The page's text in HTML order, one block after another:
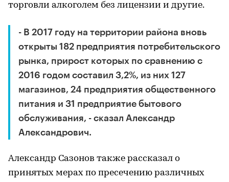
торговли алкоголем без лицензии и другие.
- В 2017 году на территории района вновь
открыты 182 предприятия потребительского
рынка, прирост которых по сравнению с
2016 годом составил 3,2%, из них 127
магазинов, 24 предприятия общественного
питания и 31 предприятие бытового
обслуживания, - сказал Александр
Александрович.
Александр Сазонов также рассказал о
принятых мерах по пресечению различных